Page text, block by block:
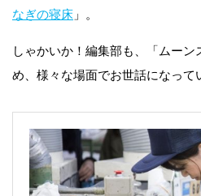
なぎの寝床 」。
しゃかいか！編集部も、「ムー
め、様々な場面でお世話になって